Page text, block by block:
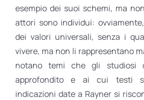
esempio dei suoi schemi, ma
attori sono individui:
dei valori universali, senza i
vivere, ma non li rappresentano
notano temi che gli studiosi
approfondito e ai cui testi
indicazioni date a Rayner si